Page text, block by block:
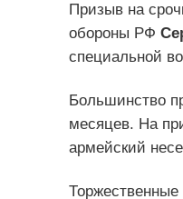
Призыв на
обороны РФ
специальной
Большинство
месяцев. На
армейский